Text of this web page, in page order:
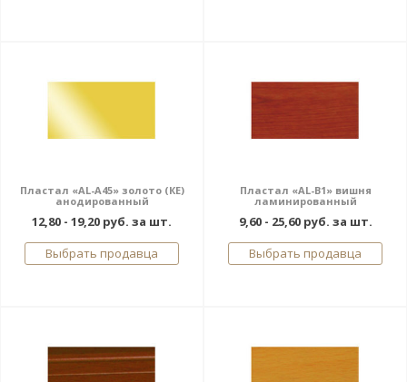
Пластал «AL-A45» золото (КЕ)
анодированный
12,80 - 19,20 руб. за шт.
Выбрать продавца
Пластал «AL-В1» вишня
ламинированный
9,60 - 25,60 руб. за шт.
Выбрать продавца